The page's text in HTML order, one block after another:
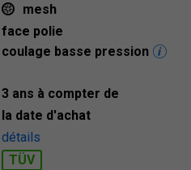
mesh
face polie
coulage basse pression
3 ans à compter de
la date d'achat
détails
TÜV